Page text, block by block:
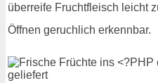
überreife Fruchtfleisch leicht
Öffnen geruchlich erkennbar.